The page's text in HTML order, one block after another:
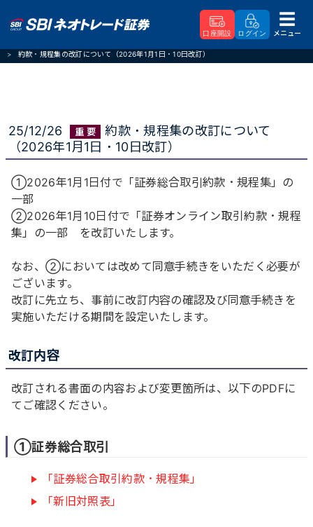
口座開設 ログイン
メニュー
約款・規程集の改訂について（2026年1月1日・10日改訂）
25/12/26
約款・規程集の改訂について
（2026年1月1日・10日改訂）
①2026年1月1日付で「証券総合取引約款・規程集」の
一部
②2026年1月10日付で「証券オンライン取引約款・規程
集」の一部 を改訂いたします。
なお、②においては改めて同意手続きをいただく必要が
ございます。
改訂に先立ち、事前に改訂内容の確認及び同意手続きを
実施いただける期間を設定いたします。
改訂内容
改訂される書面の内容および変更箇所は、以下のPDFに
てご確認ください。
①証券総合取引
「証券総合取引約款・規程集」
「新旧対照表」